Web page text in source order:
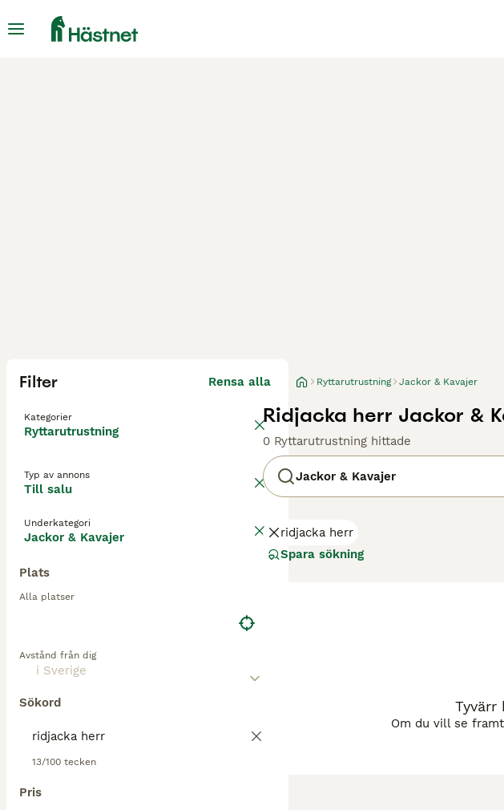
Filter Rensa alla
Kategorier
Ryttarutrustning
Typ av annons
Till salu
Underkategori
Jackor & Kavajer
Plats
Alla platser
Avstånd från dig
Sökord
13/100 tecken
Pris
Ryttarutrustning Jackor & Kavajer
Ridjacka herr Jackor &
0 Ryttarutrustning hittade
Jackor & Kavajer
ridjacka herr
Spara sökning
Tyvärr
Om du vill se